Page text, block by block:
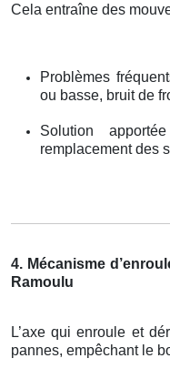
Cela entraîne des
Problèmes
ou basse, bruit de
Solution
remplacement des
4. Mécanisme
Ramoulu
L’axe qui enroule et
pannes, empêchant le